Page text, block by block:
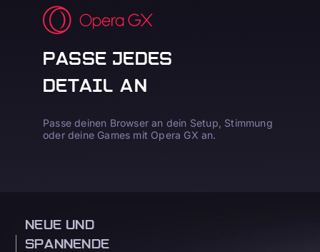
PASSE JEDES
DETAIL AN
Passe deinen Browser an dein Setup, Stimmung
oder deine Games mit Opera GX an.
NEUE UND
SPANNENDE